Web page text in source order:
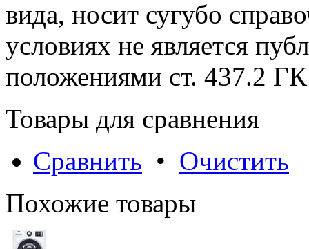
вида, носит сугубо
условиях не является
положениями cт. 437.2
Товары для сравнения
Сравнить • Очистить
Похожие товары